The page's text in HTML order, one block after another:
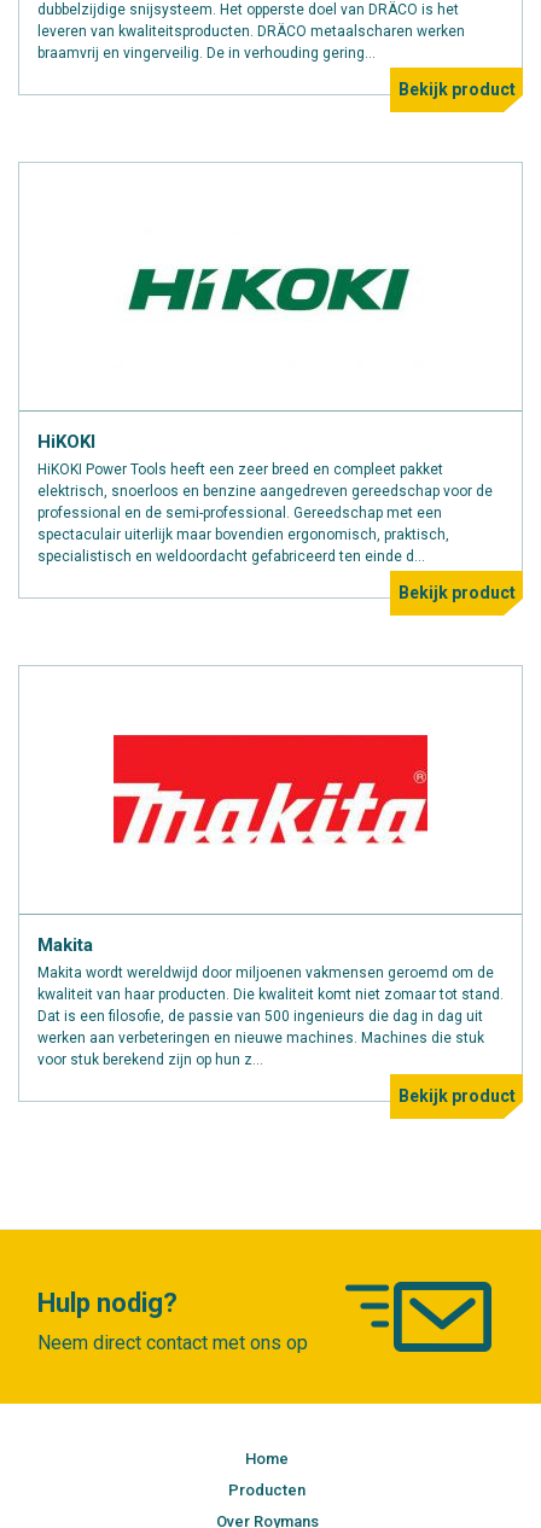
dubbelzijdige snijsysteem. Het opperste doel van DRÄCO is het
leveren van kwaliteitsproducten. DRÄCO metaalscharen werken
braamvrij en vingerveilig. De in verhouding gering...
Bekijk product
HiKOKI
HiKOKI Power Tools heeft een zeer breed en compleet pakket
elektrisch, snoerloos en benzine aangedreven gereedschap voor de
professional en de semi-professional. Gereedschap met een
spectaculair uiterlijk maar bovendien ergonomisch, praktisch,
specialistisch en weldoordacht gefabriceerd ten einde d...
Bekijk product
Makita
Makita wordt wereldwijd door miljoenen vakmensen geroemd om de
kwaliteit van haar producten. Die kwaliteit komt niet zomaar tot stand.
Dat is een filosofie, de passie van 500 ingenieurs die dag in dag uit
werken aan verbeteringen en nieuwe machines. Machines die stuk
voor stuk berekend zijn op hun z...
Bekijk product
Hulp nodig?
Neem direct contact met ons op
Home
Producten
Over Roymans